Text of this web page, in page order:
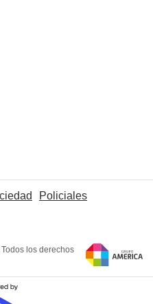
Policiales
los derechos